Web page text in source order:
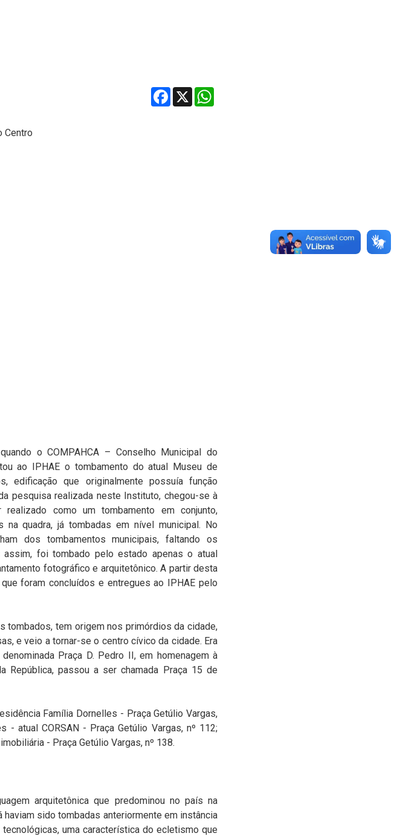
Facebook
X
Centro
o COMPAHCA – Conselho Municipal do
ao IPHAE o tombamento do atual Museu de
que originalmente possuía função
pesquisa realizada neste Instituto, chegou-se à
como um tombamento em conjunto,
quadra, já tombadas em nível municipal. No
dos tombamentos municipais, faltando os
assim, foi tombado pelo estado apenas o atual
fotográfico e arquitetônico. A partir desta
foram concluídos e entregues ao IPHAE pelo
tombados, tem origem nos primórdios da cidade,
e veio a tornar-se o centro cívico da cidade. Era
Praça D. Pedro II, em homenagem à
República, passou a ser chamada Praça 15 de
Família Dornelles - Praça Getúlio Vargas,
- atual CORSAN - Praça Getúlio Vargas, nº 112;
- Praça Getúlio Vargas, nº 138.
arquitetônica que predominou no país na
sido tombadas anteriormente em instância
uma característica do ecletismo que